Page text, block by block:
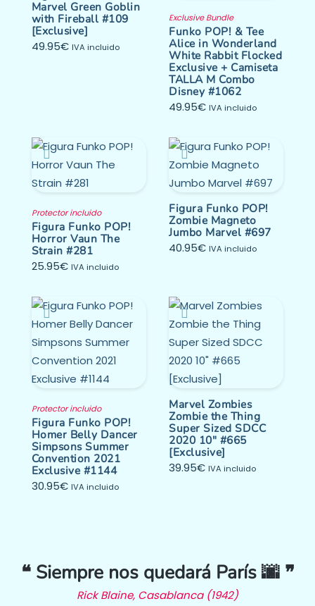
Marvel Green Goblin
with Fireball #109
[Exclusive]
49.95€ IVA incluido
Exclusive Bundle
Funko POP! & Tee
Alice in Wonderland
White Rabbit Flocked
Exclusive + Camiseta
TALLA M Combo
Disney #1062
49.95€ IVA incluido
Protector incluido
Figura Funko POP!
Horror Vaun The
Strain #281
25.95€ IVA incluido
Figura Funko POP!
Zombie Magneto
Jumbo Marvel #697
40.95€ IVA incluido
Protector incluido
Figura Funko POP!
Homer Belly Dancer
Simpsons Summer
Convention 2021
Exclusive #1144
30.95€ IVA incluido
Marvel Zombies
Zombie the Thing
Super Sized SDCC
2020 10″ #665
[Exclusive]
39.95€ IVA incluido
❝ Siempre nos quedará París 🌆 ❞
Rick Blaine, Casablanca (1942)